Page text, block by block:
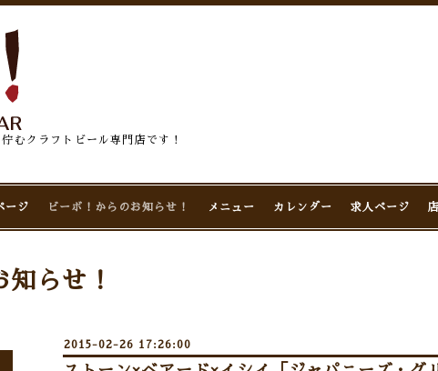
むクラフトビール専門店です！
ージ ビーボ！からのお知らせ！ メニュー カレンダー 求人ページ
らせ！
2015-02-26 17:26:00